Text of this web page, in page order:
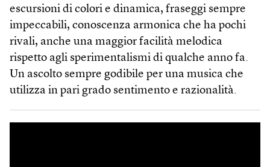
escursioni di colori e dinamica, fraseggi sempre
impeccabili, conoscenza armonica che ha pochi
rivali, anche una maggior facilità melodica
rispetto agli sperimentalismi di qualche anno fa.
Un ascolto sempre godibile per una musica che
utilizza in pari grado sentimento e razionalità.